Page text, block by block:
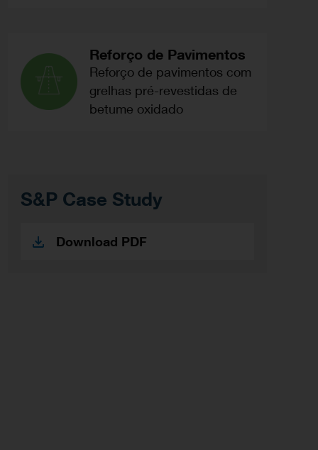
Reforço de Pavimentos
Reforço de pavimentos com
grelhas pré-revestidas de
betume oxidado
S&P Case Study
Download PDF